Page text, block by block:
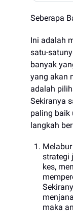
Seberapa
Ini adalah
satu-
banyak
yang akan
adalah
Sekiranya
paling baik
langkah
strategi
kes,
maka